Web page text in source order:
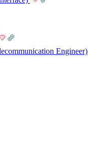
Engineer)